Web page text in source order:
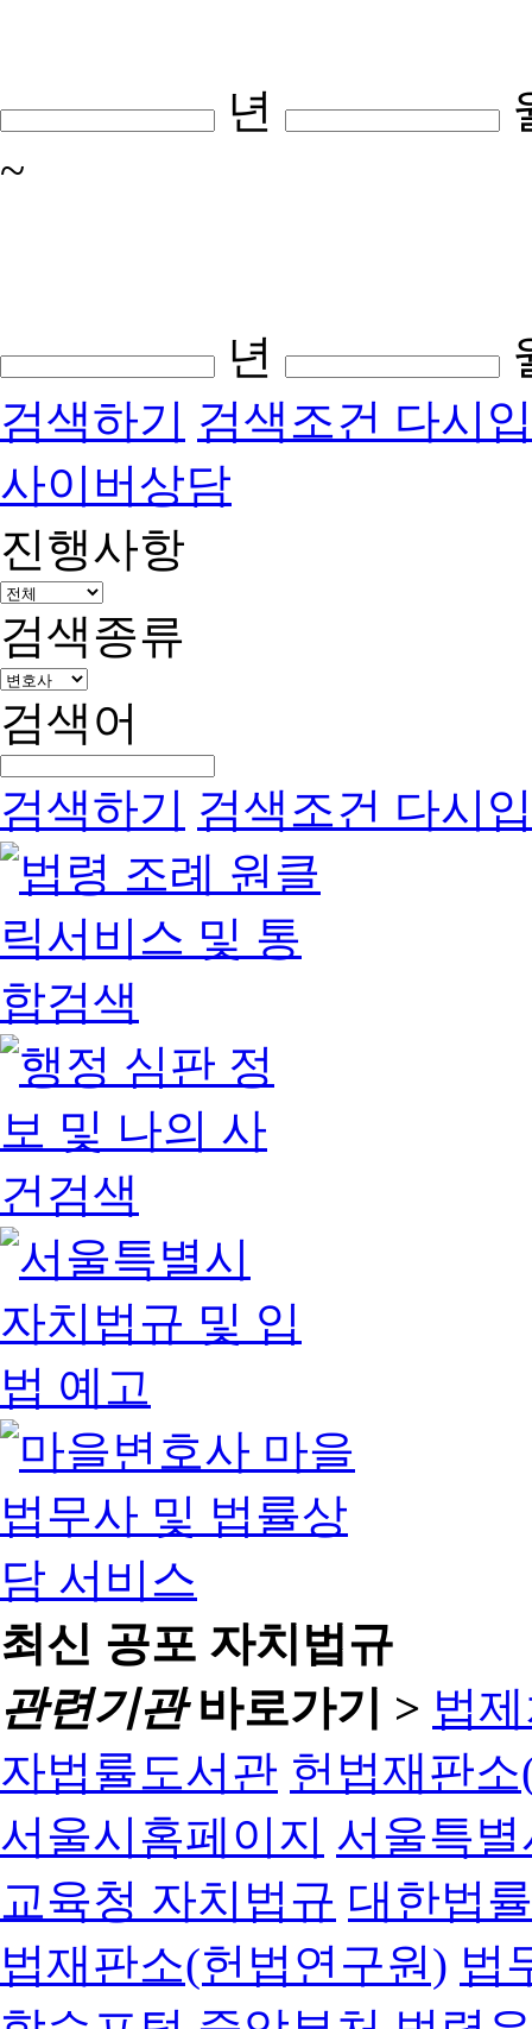
년
~
년
검색하기 검색조건 다시
사이버상담
진행사항
검색종류
검색어
검색하기 검색조건 다시
최신 공포 자치법규
관련기관바로가기 > 법
자법률도서관 헌법재판
서울시홈페이지 서울특
교육청 자치법규 대한법
법재판소(헌법연구원) 법